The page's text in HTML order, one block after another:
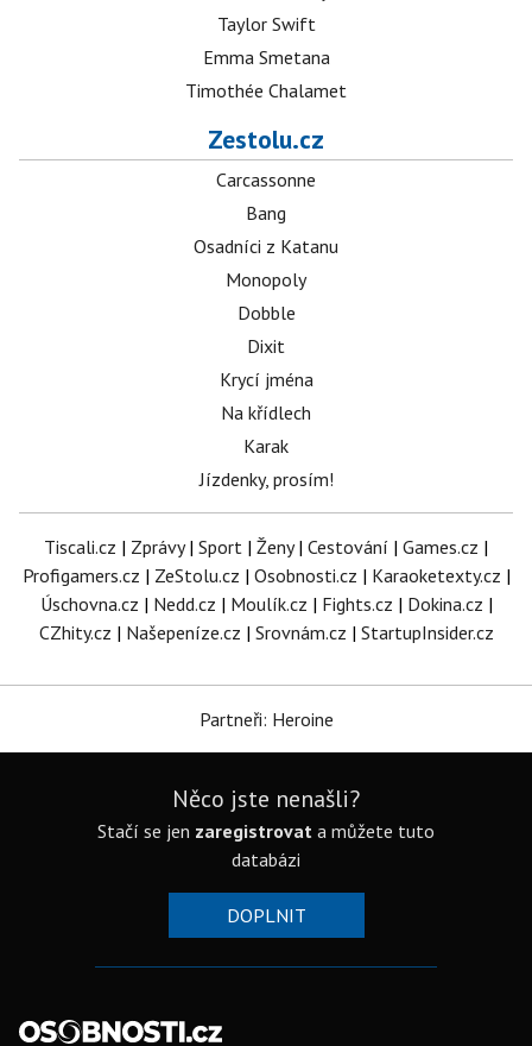
Taylor Swift
Emma Smetana
Timothée Chalamet
Zestolu.cz
Carcassonne
Bang
Osadníci z Katanu
Monopoly
Dobble
Dixit
Krycí jména
Na křídlech
Karak
Jízdenky, prosím!
Tiscali.cz | Zprávy| Sport | Ženy| Cestování | Games.cz |
Profigamers.cz | ZeStolu.cz | Osobnosti.cz | Karaoketexty.cz |
Úschovna.cz | Nedd.cz | Moulík.cz | Fights.cz | Dokina.cz |
CZhity.cz | Našepeníze.cz | Srovnám.cz | StartupInsider.cz
Partneři: Heroine
Něco jste nenašli?
Stačí se jen zaregistrovat a můžete tuto
databázi
DOPLNIT